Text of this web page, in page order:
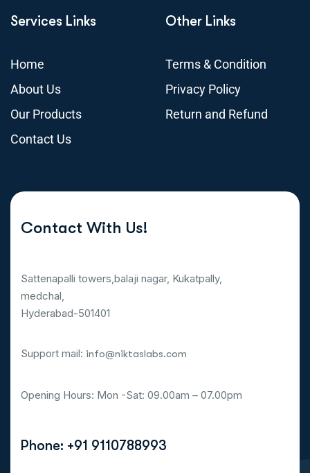
Services Links
Home
About Us
Our Products
Contact Us
Other Links
Terms & Condition
Privacy Policy
Return and Refund
Contact With Us!
Sattenapalli towers,balaji nagar, Kukatpally,
medchal,
Hyderabad-501401
Support mail: info@niktaslabs.com
Opening Hours: Mon -Sat: 09.00am – 07.00pm
Phone: +91 9110788993